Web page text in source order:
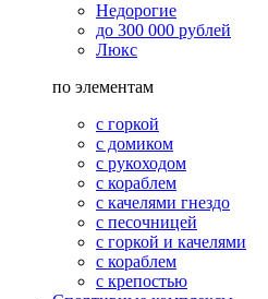
Недорогие
до 300 000 рублей
Люкс
по элементам
с горкой
с домиком
с рукоходом
с кораблем
с качелями гнездо
с песочницей
с горкой и качелями
с кораблем
с крепостью